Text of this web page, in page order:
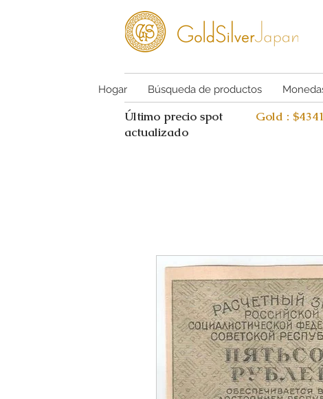
Hogar Búsqueda de productos
Último precio spot
actualizado
Gold :